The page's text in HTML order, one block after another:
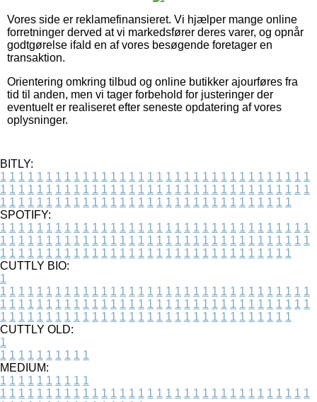
Vores side er reklamefinansieret. Vi hjælper mange online
forretninger derved at vi markedsfører deres varer, og opnår
godtgørelse ifald en af vores besøgende foretager en
transaktion.
Orientering omkring tilbud og online butikker ajourføres fra
tid til anden, men vi tager forbehold for justeringer der
eventuelt er realiseret efter seneste opdatering af vores
oplysninger.
BITLY:
1 1 1 1 1 1 1 1 1 1 1 1 1 1 1 1 1 1 1 1 1 1 1 1 1 1 1 1 1 1 1 1 1 1
1 1 1 1 1 1 1 1 1 1 1 1 1 1 1 1 1 1 1 1 1 1 1 1 1 1 1 1 1 1 1 1 1 1
1 1 1 1 1 1 1 1 1 1 1 1 1 1 1 1 1 1 1 1 1 1 1 1 1 1 1 1 1 1 1 1
SPOTIFY:
1 1 1 1 1 1 1 1 1 1 1 1 1 1 1 1 1 1 1 1 1 1 1 1 1 1 1 1 1 1 1 1 1 1
1 1 1 1 1 1 1 1 1 1 1 1 1 1 1 1 1 1 1 1 1 1 1 1 1 1 1 1 1 1 1 1 1 1
1 1 1 1 1 1 1 1 1 1 1 1 1 1 1 1 1 1 1 1 1 1 1 1 1 1 1 1 1 1 1 1
CUTTLY BIO:
1
1 1 1 1 1 1 1 1 1 1 1 1 1 1 1 1 1 1 1 1 1 1 1 1 1 1 1 1 1 1 1 1 1 1
1 1 1 1 1 1 1 1 1 1 1 1 1 1 1 1 1 1 1 1 1 1 1 1 1 1 1 1 1 1 1 1 1 1
1 1 1 1 1 1 1 1 1 1 1 1 1 1 1 1 1 1 1 1 1 1 1 1 1 1 1 1 1 1 1 1
CUTTLY OLD:
1
1 1 1 1 1 1 1 1 1 1
MEDIUM:
1 1 1 1 1 1 1 1 1 1
1 1 1 1 1 1 1 1 1 1 1 1 1 1 1 1 1 1 1 1 1 1 1 1 1 1 1 1 1 1 1 1 1 1